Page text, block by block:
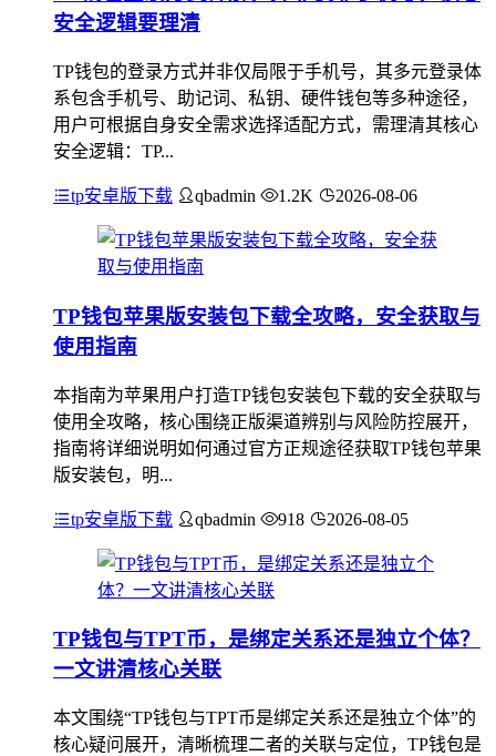
安全逻辑要理清
TP钱包的登录方式并非仅局限于手机号，其多元登录体
系包含手机号、助记词、私钥、硬件钱包等多种途径，
用户可根据自身安全需求选择适配方式，需理清其核心
安全逻辑：TP...
tp安卓版下载 qbadmin 1.2K 2026-08-06
TP钱包苹果版安装包下载全攻略，安全获取与
使用指南
本指南为苹果用户打造TP钱包安装包下载的安全获取与
使用全攻略，核心围绕正版渠道辨别与风险防控展开，
指南将详细说明如何通过官方正规途径获取TP钱包苹果
版安装包，明...
tp安卓版下载 qbadmin 918 2026-08-05
TP钱包与TPT币，是绑定关系还是独立个体？
一文讲清核心关联
本文围绕“TP钱包与TPT币是绑定关系还是独立个体”的
核心疑问展开，清晰梳理二者的关联与定位，TP钱包是